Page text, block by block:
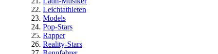
Leichtathleten
Models
Pop-Stars
Rapper
Reality-Stars